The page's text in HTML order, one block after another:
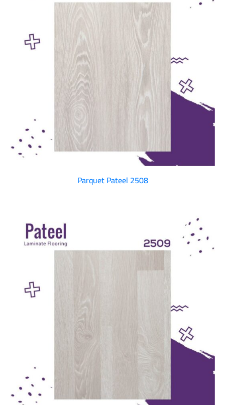
Parquet Pateel 2508